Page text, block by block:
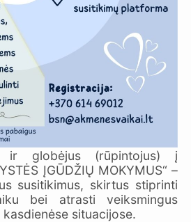
ir globėjus (rūpintojus) į
ĮGŪDŽIŲ MOKYMUS“ –
susitikimus, skirtus stiprinti
bei atrasti veiksmingus
situacijose.